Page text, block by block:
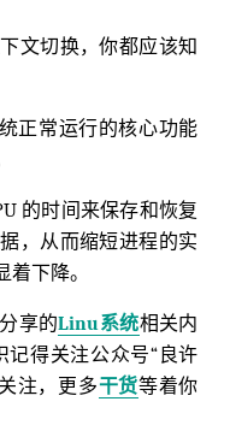
文切换，你都应该知
正常运行的核心功能
的时间来保存和恢复
，从而缩短进程的实
下降。
享的Linu系统相关内
记得关注公众号“良许
注，更多干货等着你